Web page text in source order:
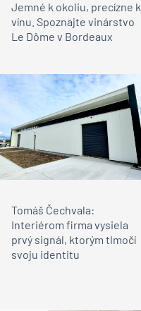
Jemné k okoliu, precízne k
vínu. Spoznajte vinárstvo
Le Dôme v Bordeaux
Tomáš Čechvala:
Interiérom firma vysiela
prvý signál, ktorým tlmočí
svoju identitu